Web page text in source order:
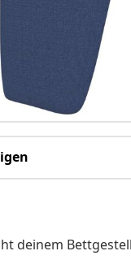
deinem